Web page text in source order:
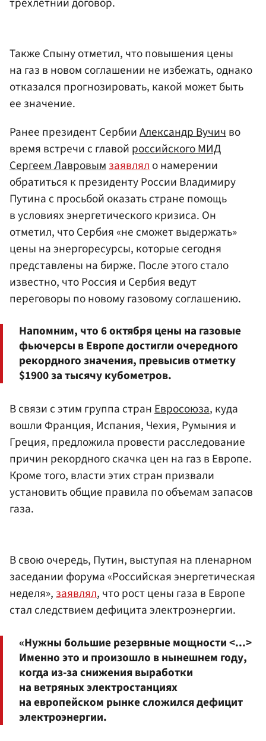
Также Спыну отметил, что повышения цены
на газ в новом соглашении не избежать, однако
отказался прогнозировать, какой может быть
ее значение.
Ранее президент СербииАлександр Вучич во
время встречи с главой российского МИД
Сергеем Лавровым заявлял о намерении
обратиться к президенту России Владимиру
Путина с просьбой оказать стране помощь
в условиях энергетического кризиса. Он
отметил, что Сербия «не сможет выдержать»
цены на энергоресурсы, которые сегодня
представлены на бирже. После этого стало
известно, что Россия и Сербия ведут
переговоры по новому газовому соглашению.
Напомним, что 6 октября цены на газовые
фьючерсы в Европе достигли очередного
рекордного значения, превысив отметку
$1900 за тысячу кубометров.
В связи с этим группа странЕвросоюза, куда
вошли Франция, Испания, Чехия, Румыния и
Греция, предложила провести расследование
причин рекордного скачка цен на газ в Европе.
Кроме того, власти этих стран призвали
установить общие правила по объемам запасов
газа.
В свою очередь, Путин, выступая на пленарном
заседании форума «Российская энергетическая
неделя»,заявлял, что рост цены газа в Европе
стал следствием дефицита электроэнергии.
«Нужны большие резервные мощности <...>
Именно это и произошло в нынешнем году,
когда из-за снижения выработки
на ветряных электростанциях
на европейском рынке сложился дефицит
электроэнергии.